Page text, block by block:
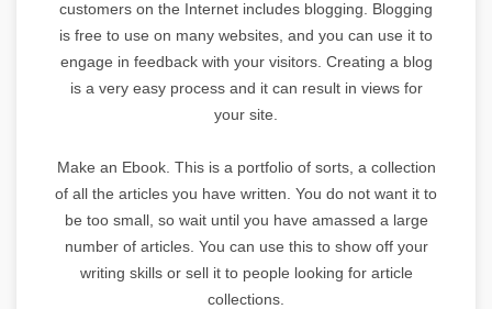
customers on the Internet includes blogging. Blogging
is free to use on many websites, and you can use it to
engage in feedback with your visitors. Creating a blog
is a very easy process and it can result in views for
your site.
Make an Ebook. This is a portfolio of sorts, a collection
of all the articles you have written. You do not want it to
be too small, so wait until you have amassed a large
number of articles. You can use this to show off your
writing skills or sell it to people looking for article
collections.